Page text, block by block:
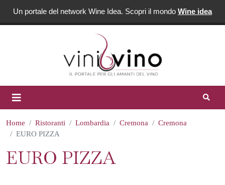
Un portale del network Wine Idea. Scopri il mondo Wine idea
Home Ristoranti Lombardia Cremona
Cremona
EURO PIZZA
EURO PIZZA